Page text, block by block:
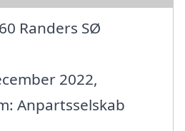
Randers SØ
2022,
Anpartsselskab